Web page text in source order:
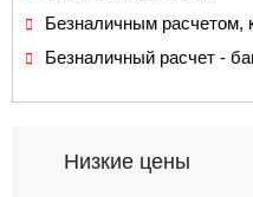
Безналичным расчетом,
Безналичный расчет -
Низкие цены